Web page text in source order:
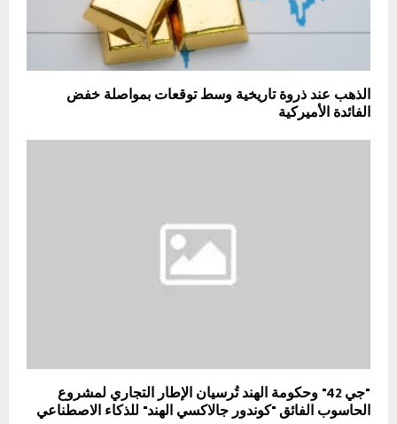
الذهب عند ذروة تاريخية وسط توقعات بمواصلة خفض
الفائدة الأميركية
"جي 42" وحكومة الهند تُرسيان الإطار التجاري لمشروع
الحاسوب الفائق "كوندور جالاكسي الهند" للذكاء الاصطناعي